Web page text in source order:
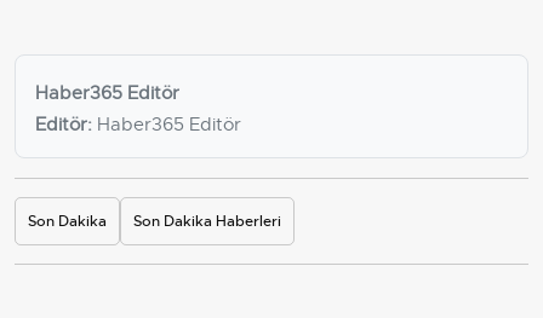
Haber365 Editör
Editör: Haber365 Editör
Son Dakika Son Dakika Haberleri